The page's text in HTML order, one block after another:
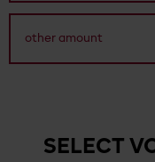
SELECT